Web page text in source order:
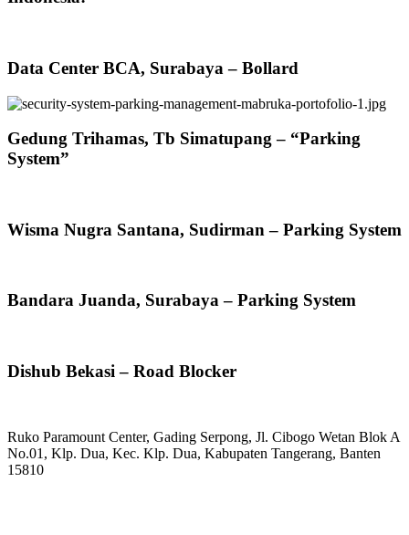
Data Center BCA, Surabaya – Bollard
Gedung Trihamas, Tb Simatupang – “Parking
System”
Wisma Nugra Santana, Sudirman – Parking System
Bandara Juanda, Surabaya – Parking System
Dishub Bekasi – Road Blocker
Ruko Paramount Center, Gading Serpong, Jl. Cibogo Wetan Blok A
No.01, Klp. Dua, Kec. Klp. Dua, Kabupaten Tangerang, Banten
15810